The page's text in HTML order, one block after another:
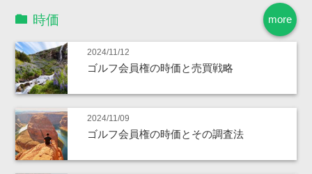
more
時価
2024/11/12
ゴルフ会員権の時価と売買戦略
2024/11/09
ゴルフ会員権の時価とその調査法